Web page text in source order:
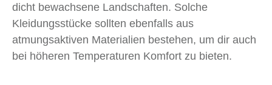
dicht bewachsene Landschaften. Solche
Kleidungsstücke sollten ebenfalls aus
atmungsaktiven Materialien bestehen, um dir auch
bei höheren Temperaturen Komfort zu bieten.